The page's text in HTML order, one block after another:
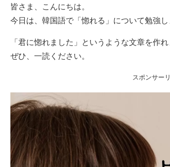
皆さま、こんにちは。
今日は、韓国語で「惚れる」について勉強し
「君に惚れました」というような文章を作れ
ぜひ、一読ください。
スポンサー